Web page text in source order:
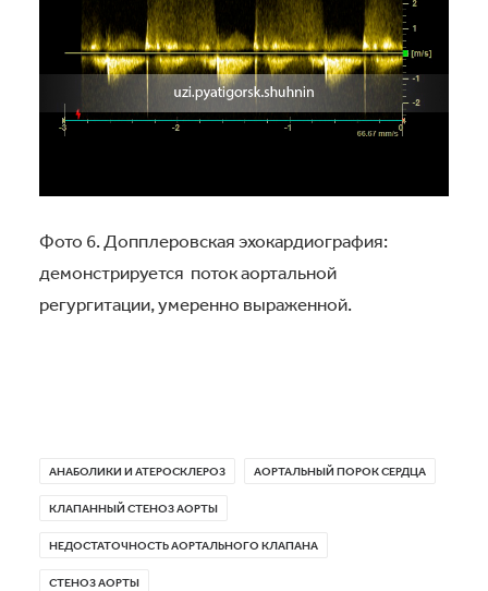
Фото 6. Допплеровская эхокардиография:
демонстрируется поток аортальной
регургитации, умеренно выраженной.
АНАБОЛИКИ И АТЕРОСКЛЕРОЗ АОРТАЛЬНЫЙ ПОРОК СЕРДЦА
КЛАПАННЫЙ СТЕНОЗ АОРТЫ
НЕДОСТАТОЧНОСТЬ АОРТАЛЬНОГО КЛАПАНА
СТЕНОЗ АОРТЫ